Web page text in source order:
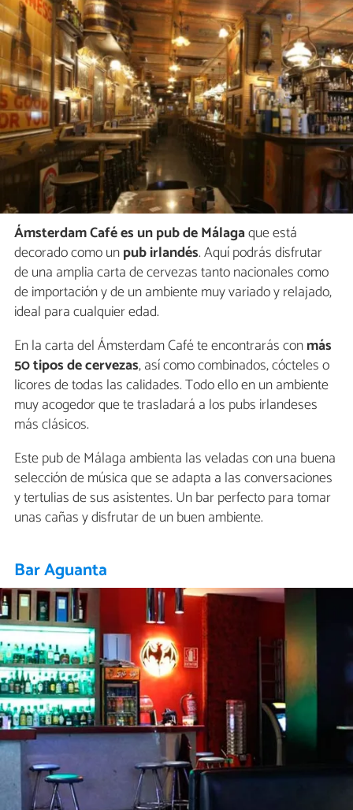
Ámsterdam Café es un pub de Málagaque está
decorado como unpub irlandés. Aquí podrás disfrutar
de una amplia carta de cervezas tanto nacionales como
de importación y de un ambiente muy variado y relajado,
ideal para cualquier edad.
En la carta del Ámsterdam Café te encontrarás conmás
50 tipos de cervezas, así como combinados, cócteles o
licores de todas las calidades. Todo ello en un ambiente
muy acogedor que te trasladará a los pubs irlandeses
más clásicos.
Este pub de Málaga ambienta las veladas con una buena
selección de música que se adapta a las conversaciones
y tertulias de sus asistentes. Un bar perfecto para tomar
unas cañas y disfrutar de un buen ambiente.
Bar Aguanta